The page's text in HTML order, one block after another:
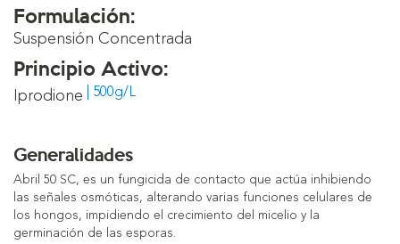
Formulación:
Suspensión Concentrada
Principio Activo:
Iprodione | 500g/L
Generalidades
Abril 50 SC, es un fungicida de contacto que actúa inhibiendo
las señales osmóticas, alterando varias funciones celulares de
los hongos, impidiendo el crecimiento del micelio y la
germinación de las esporas.